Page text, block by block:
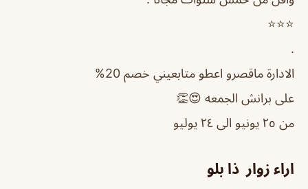
⭐️⭐️⭐️
.
الادارة ماقصرو اعطو متابعيني خصم 20%
على برانش الجمعه 😍👏
من ٢٥ يونيو الى ٢٤ يوليو
اراء زوار ذا بلو